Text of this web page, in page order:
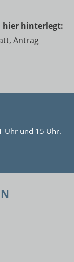
hier hinterlegt:
Antrag
Uhr und 15 Uhr.